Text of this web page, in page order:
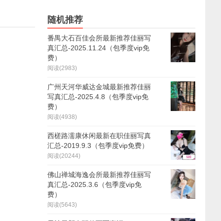
随机推荐
番禺大石百佳会所最新推荐佳丽写
真汇总-2025.11.24（包季度vip免
费）
阅读(2983)
广州天河华威达金城最新推荐佳丽
写真汇总-2025.4.8（包季度vip免
费）
阅读(4938)
西槎路濡康休闲最新在职佳丽写真
汇总-2019.9.3（包季度vip免费）
阅读(20244)
佛山禅城海逸会所最新推荐佳丽写
真汇总-2025.3.6（包季度vip免
费）
阅读(5643)